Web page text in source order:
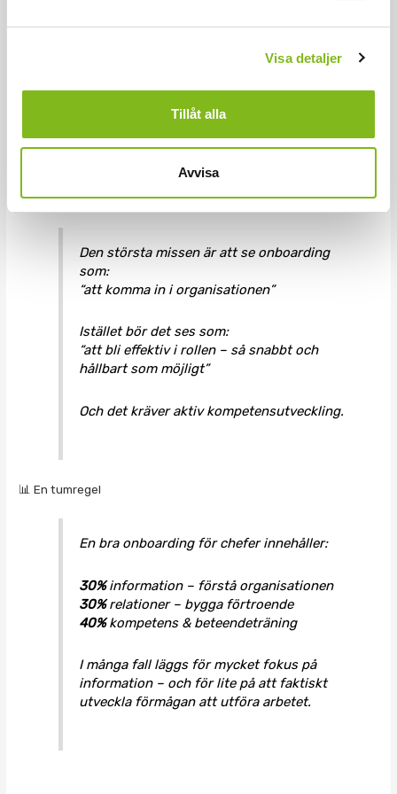
Visa detaljer
Tillåt alla
Avvisa
Arbeta med aktiv feedback och coachning i vardagen, så
att självinsikt och förståelse för framsteg och utveckling
kompetensdiagnosen, så att utvecklingsplanen hålls
i fortsatta utvecklingsdialoger – både månadsvis och
💡 Kärninsikt
Den största missen är att se onboarding
som:
“att komma in i organisationen”
Istället bör det ses som:
“att bli effektiv i rollen – så snabbt och
hållbart som möjligt”
Och det kräver aktiv kompetensutveckling.
📊 En tumregel
En bra onboarding för chefer innehåller:
30%information – förstå organisationen
30%relationer – bygga förtroende
40%kompetens & beteendeträning
I många fall läggs för mycket fokus på
information – och för lite på att faktiskt
utveckla förmågan att utföra arbetet.